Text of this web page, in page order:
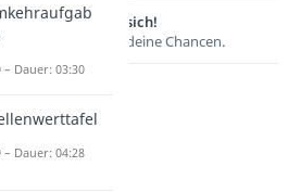
Lernen lohnt sich!
Entdecke hier deine Chancen.
– Dauer: 03:30
– Dauer: 04:28